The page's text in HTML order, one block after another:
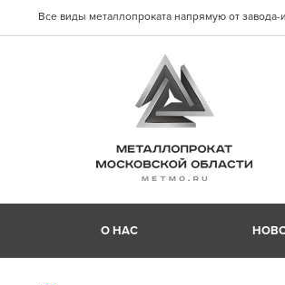
Все виды металлопроката напрямую от завода-
О НАС